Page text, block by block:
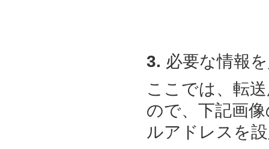
3. 必要な情報
ここでは、転
ので、下記画
ルアドレスを